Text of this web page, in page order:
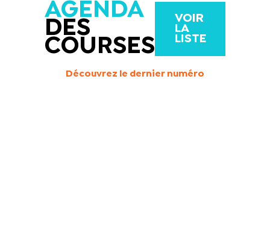
AGENDA
DES
COURSES
VOIR
LA
LISTE
Découvrez le dernier numéro